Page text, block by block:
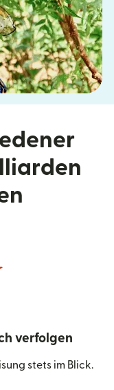
verfolgen
stets im Blick.